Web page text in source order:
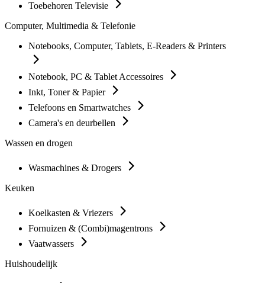
Toebehoren Televisie
Computer, Multimedia & Telefonie
Notebooks, Computer, Tablets, E-Readers & Printers
Notebook, PC & Tablet Accessoires
Inkt, Toner & Papier
Telefoons en Smartwatches
Camera's en deurbellen
Wassen en drogen
Wasmachines & Drogers
Keuken
Koelkasten & Vriezers
Fornuizen & (Combi)magentrons
Vaatwassers
Huishoudelijk